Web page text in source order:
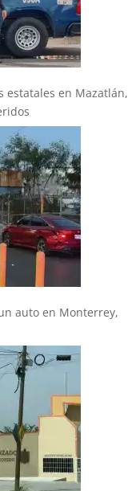
estatales en Mazatlán,
auto en Monterrey,